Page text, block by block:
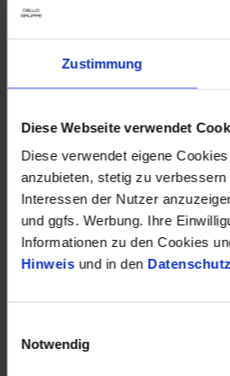
Zustimmung
Diese Webseite verwendet
Diese verwendet eigene
anzubieten, stetig zu
Interessen der Nutzer
und ggfs. Werbung. Ihre
Informationen zu den Cookies
Hinweisund in den
Notwendig
Barrierefreiheitserklärung